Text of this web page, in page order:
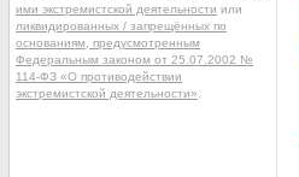
ими экстремистской деятельности или
ликвидированных / запрещённых по
основаниям, предусмотренным
Федеральным законом от 25.07.2002 №
114-ФЗ «О противодействии
экстремистской деятельности»